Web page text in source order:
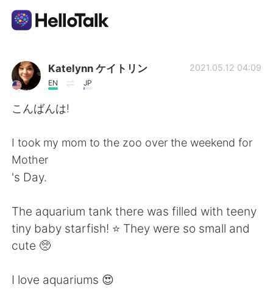
App di scambio linguistico
AI Grammar Checker
English
繁體中文 Español
العربية
Deutsch
Katelynn ケイトリン
EN JP
2021.05.12 04:09
こんばんは!
I took my mom to the zoo over the weekend for
Mother
's Day.
The aquarium tank there was filled with teeny
tiny baby starfish! ⭐ They were so small and
cute 🥺
I love aquariums 😍